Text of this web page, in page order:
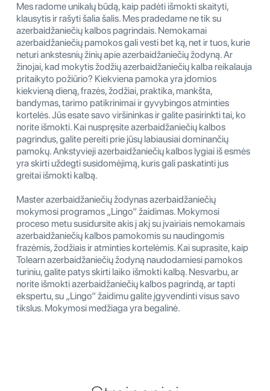
Mes radome unikalų būdą, kaip padėti išmokti skaityti,
klausytis ir rašyti šalia šalis. Mes pradedame ne tik su
azerbaidžaniečių kalbos pagrindais. Nemokamai
azerbaidžaniečių pamokos gali vesti bet ką, net ir tuos, kurie
neturi ankstesnių žinių apie azerbaidžaniečių žodyną. Ar
žinojai, kad mokytis žodžių azerbaidžaniečių kalba reikalauja
pritaikyto požiūrio? Kiekviena pamoka yra įdomios
kiekvieną dieną, frazės, žodžiai, praktika, mankšta,
bandymas, tarimo patikrinimai ir gyvybingos atminties
kortelės. Jūs esate savo viršininkas ir galite pasirinkti tai, ko
norite išmokti. Kai nuspręsite azerbaidžaniečių kalbos
pagrindus, galite pereiti prie jūsų labiausiai dominančių
pamokų. Ankstyvieji azerbaidžaniečių kalbos lygiai iš esmės
yra skirti uždegti susidomėjimą, kuris gali paskatinti jus
greitai išmokti kalbą.
Master azerbaidžaniečių žodynas azerbaidžaniečių
mokymosi programos „Lingo“ žaidimas. Mokymosi
proceso metu susidursite akis į akį su įvairiais nemokamais
azerbaidžaniečių kalbos pamokomis su naudingomis
frazėmis, žodžiais ir atminties kortelėmis. Kai suprasite, kaip
Tolearn azerbaidžaniečių žodyną naudodamiesi pamokos
turiniu, galite patys skirti laiko išmokti kalbą. Nesvarbu, ar
norite išmokti azerbaidžaniečių kalbos pagrindą, ar tapti
ekspertu, su „Lingo“ žaidimu galite įgyvendinti visus savo
tikslus. Mokymosi medžiaga yra begalinė.